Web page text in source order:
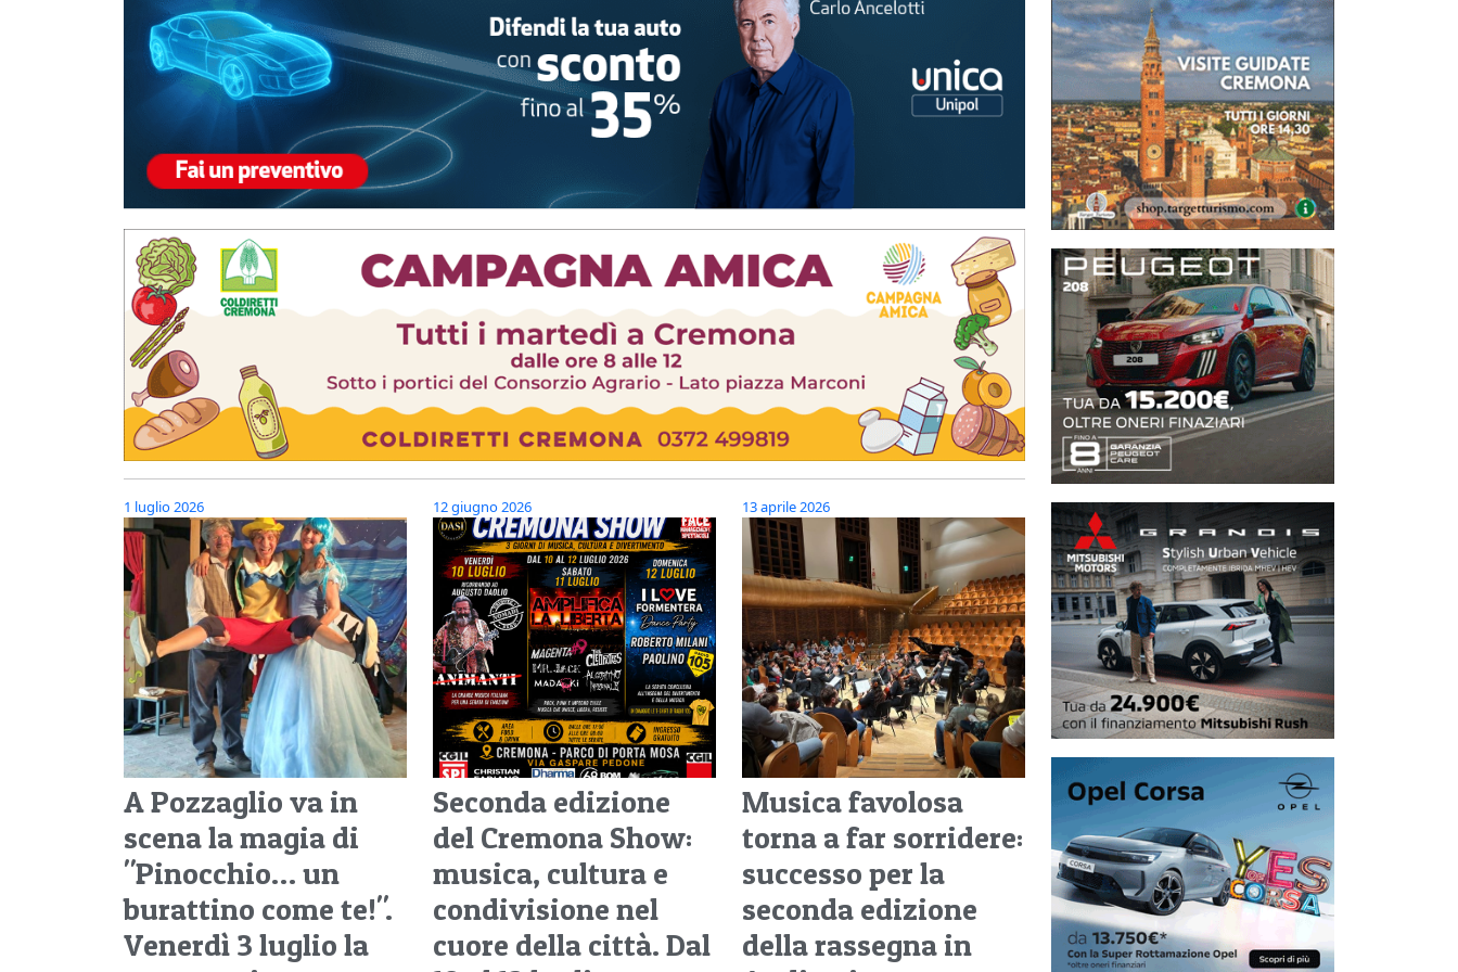
1 luglio 2026
A Pozzaglio va in
scena la magia di
"Pinocchio… un
burattino come te!".
Venerdì 3 luglio la
12 giugno 2026
Seconda edizione
del Cremona Show:
musica, cultura e
condivisione nel
cuore della città. Dal
13 aprile 2026
Musica favolosa
torna a far sorridere:
successo per la
seconda edizione
della rassegna in